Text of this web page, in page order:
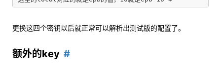
更换这四个密钥以后就正常可以解析出测试版的配置了。
额外的key